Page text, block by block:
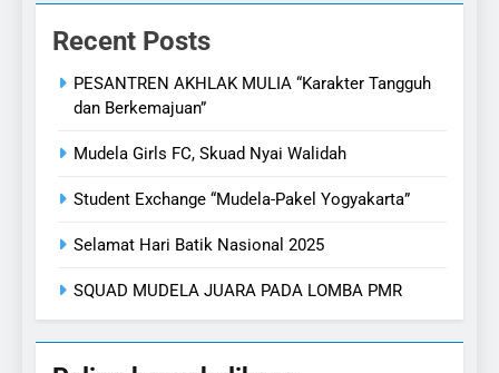
Recent Posts
PESANTREN AKHLAK MULIA “Karakter Tangguh
dan Berkemajuan”
Mudela Girls FC, Skuad Nyai Walidah
Student Exchange “Mudela-Pakel Yogyakarta”
Selamat Hari Batik Nasional 2025
SQUAD MUDELA JUARA PADA LOMBA PMR